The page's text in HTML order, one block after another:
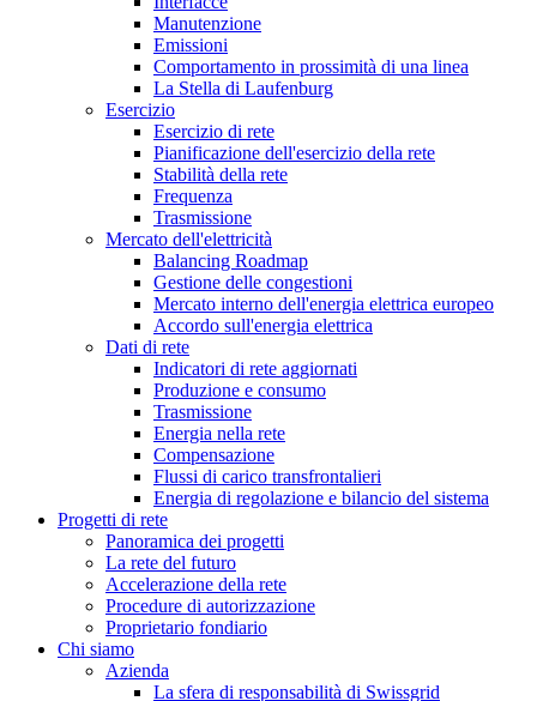
Manutenzione
Emissioni
Comportamento in prossimità di una linea
La Stella di Laufenburg
Esercizio
Esercizio di rete
Pianificazione dell'esercizio della rete
Stabilità della rete
Frequenza
Trasmissione
Mercato dell'elettricità
Balancing Roadmap
Gestione delle congestioni
Mercato interno dell'energia elettrica europeo
Accordo sull'energia elettrica
Dati di rete
Indicatori di rete aggiornati
Produzione e consumo
Trasmissione
Energia nella rete
Compensazione
Flussi di carico transfrontalieri
Energia di regolazione e bilancio del sistema
Progetti di rete
Panoramica dei progetti
La rete del futuro
Accelerazione della rete
Procedure di autorizzazione
Proprietario fondiario
Chi siamo
Azienda
La sfera di responsabilità di Swissgrid